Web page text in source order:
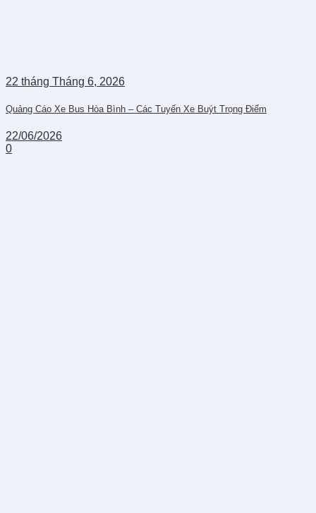
22 tháng Tháng 6, 2026
Quảng Cáo Xe Bus Hòa Bình – Các Tuyến Xe Buýt Trọng Điểm
22/06/2026
0